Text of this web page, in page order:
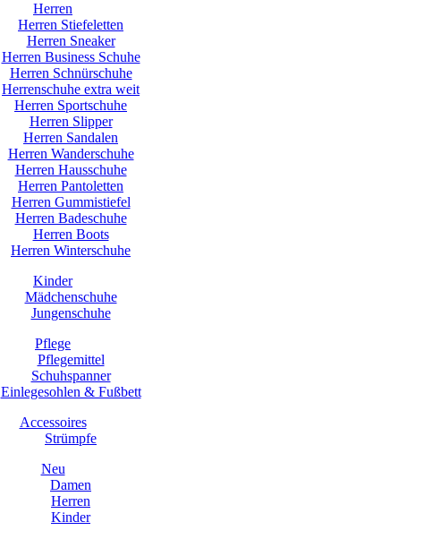
Herren
Herren Stiefeletten
Herren Sneaker
Herren Business Schuhe
Herren Schnürschuhe
Herrenschuhe extra weit
Herren Sportschuhe
Herren Slipper
Herren Sandalen
Herren Wanderschuhe
Herren Hausschuhe
Herren Pantoletten
Herren Gummistiefel
Herren Badeschuhe
Herren Boots
Herren Winterschuhe
Kinder
Mädchenschuhe
Jungenschuhe
Pflege
Pflegemittel
Schuhspanner
Einlegesohlen & Fußbett
Accessoires
Strümpfe
Neu
Damen
Herren
Kinder